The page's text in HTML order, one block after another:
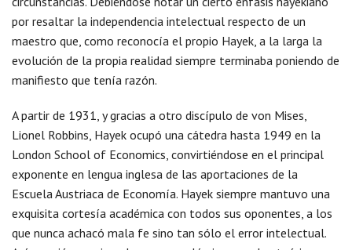
por resaltar la independencia intelectual respecto de un
maestro que, como reconocía el propio Hayek, a la larga la
evolución de la propia realidad siempre terminaba poniendo de
manifiesto que tenía razón.
A partir de 1931, y gracias a otro discípulo de von Mises,
Lionel Robbins, Hayek ocupó una cátedra hasta 1949 en la
London School of Economics, convirtiéndose en el principal
exponente en lengua inglesa de las aportaciones de la
Escuela Austriaca de Economía. Hayek siempre mantuvo una
exquisita cortesía académica con todos sus oponentes, a los
que nunca achacó mala fe sino tan sólo el error intelectual.